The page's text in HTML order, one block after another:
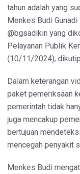
tahun adalah yang
Menkes Budi
@bgsadikin yang
Pelayanan Publik
(10/11/2024),
Dalam keterangan
paket pemeriksaan
pemerintah tidak
juga mencakup
bertujuan
mencegah penyakit
Menkes Budi